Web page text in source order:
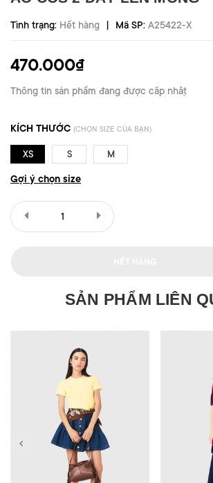
Tình trạng: Hết hàng | Mã SP: A25422-X
470.000₫
Thông tin sản phẩm đang được cập nhật
KÍCH THƯỚC (CHỌN SIZE CỦA BẠN)
XS S M
Gợi ý chọn size
SẢN PHẨM LIÊN